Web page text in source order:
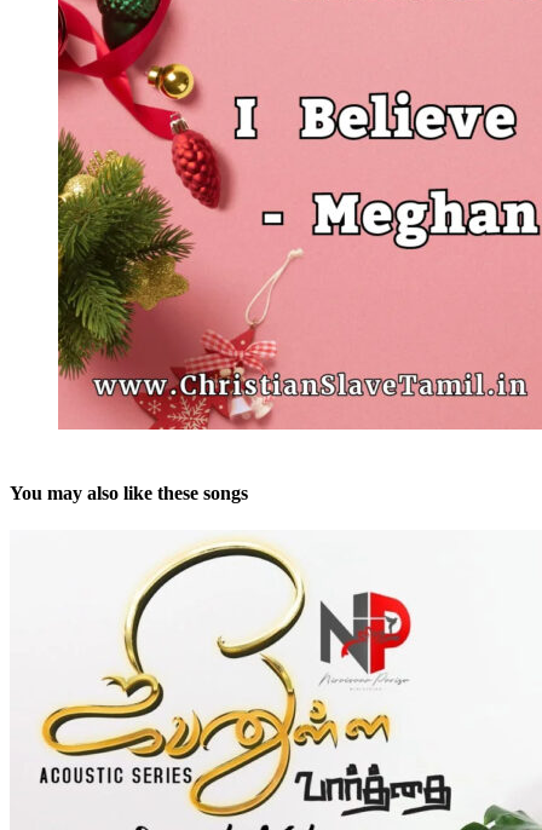
You may also like these songs